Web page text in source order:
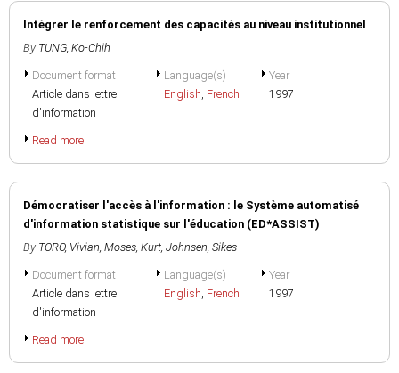
Intégrer le renforcement des capacités au niveau institutionnel
By TUNG, Ko-Chih
Document format
Article dans lettre
d'information
Language(s)
English, French
Year
1997
Read more
Démocratiser l'accès à l'information : le Système automatisé
d'information statistique sur l'éducation (ED*ASSIST)
By TORO, Vivian, Moses, Kurt, Johnsen, Sikes
Document format
Article dans lettre
d'information
Language(s)
English, French
Year
1997
Read more